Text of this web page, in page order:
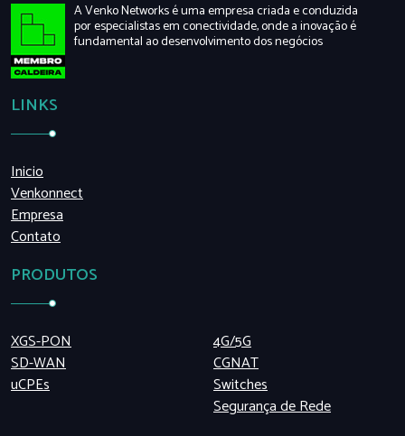
A Venko Networks é uma empresa criada e conduzida
por especialistas em conectividade, onde a inovação é
fundamental ao desenvolvimento dos negócios
LINKS
Inicio
Venkonnect
Empresa
Contato
PRODUTOS
XGS-PON
SD-WAN
uCPEs
4G/5G
CGNAT
Switches
Segurança de Rede